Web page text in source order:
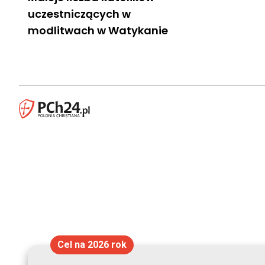
uczestniczących w
modlitwach w Watykanie
Cel na 2026 rok